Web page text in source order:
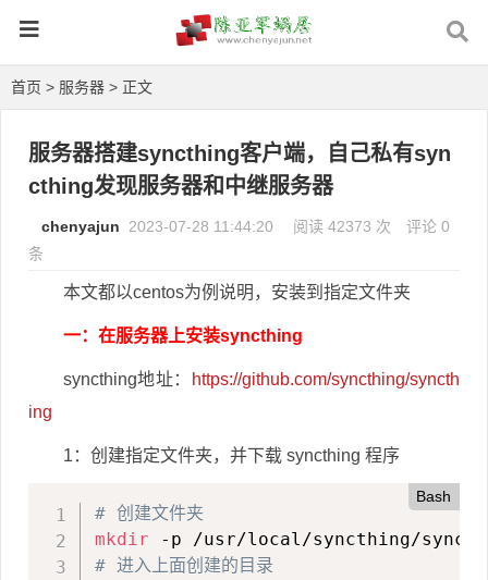
首页 > 服务器 > 正文
服务器搭建syncthing客户端，自己私有syn
cthing发现服务器和中继服务器
chenyajun 2023-07-28 11:44:20 阅读 42373 次
评论 0
条
本文都以centos为例说明，安装到指定文件夹
一：在服务器上安装syncthing
syncthing地址：
https://github.com/syncthing/syncth
ing
1：创建指定文件夹，并下载 syncthing 程序
Bash
# 创建文件夹
mkdir
# 进入上面创建的目录